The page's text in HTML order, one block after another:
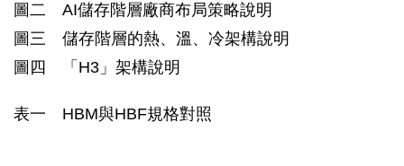
圖二 AI儲存階層廠商布局策略說明
圖三 儲存階層的熱、溫、冷架構說明
圖四 「H3」架構說明
表一 HBM與HBF規格對照